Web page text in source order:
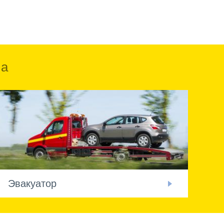
Эвакуатор